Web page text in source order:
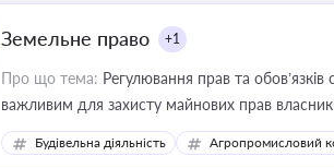
Земельне право +1
Про що тема: Регулювання прав та
важливим для захисту майнових прав
ресурсами
Будівельна діяльність Агропромисловий